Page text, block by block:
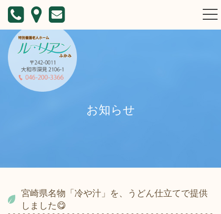
お知らせ
宮崎県名物「冷や汁」を、うどん仕立てで提供
しました😋